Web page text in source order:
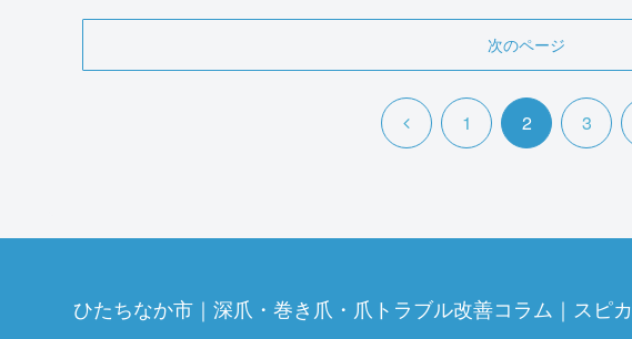
次のページ
前
1 2 3
ひたちなか市｜深爪・巻き爪・爪トラブル改善コラム｜スピカ